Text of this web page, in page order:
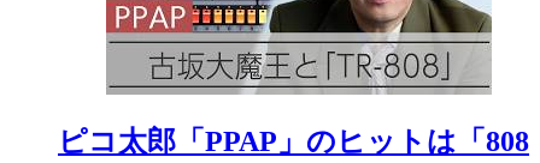
ピコ太郎「PPAP」のヒットは「808